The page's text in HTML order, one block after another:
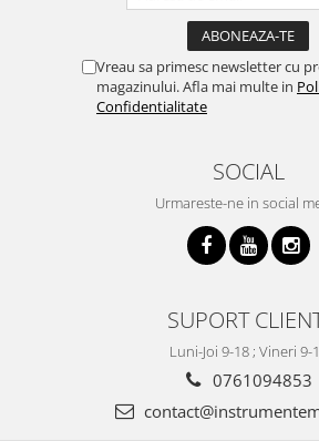
Vreau sa primesc newsletter cu
magazinului. Afla mai multe in
Confidentialitate
SOCIAL
Urmareste-ne in social
SUPORT
Luni-Joi 9-18 ; Vineri 9-
0761094853